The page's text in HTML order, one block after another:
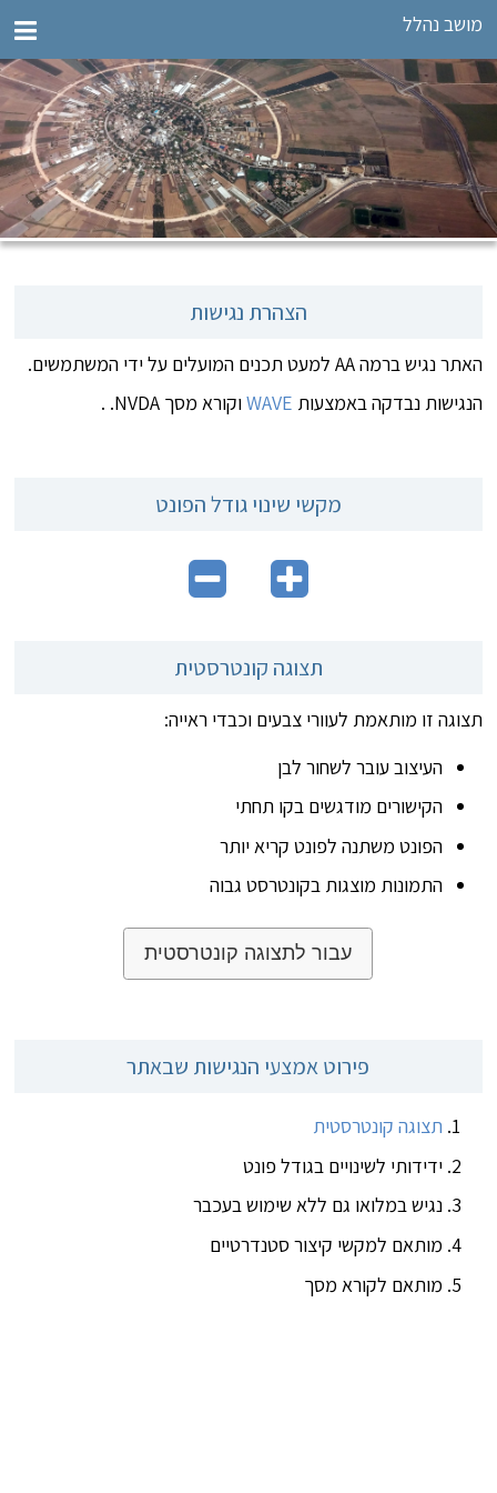
מושב נהלל
הצהרת נגישות
האתר נגיש ברמה AA למעט תכנים המועלים על ידי המשתמשים.
הנגישות נבדקה באמצעות WAVEוקורא מסך NVDA. .
מקשי שינוי גודל הפונט
תצוגה קונטרסטית
תצוגה זו מותאמת לעוורי צבעים וכבדי ראייה:
העיצוב עובר לשחור לבן
הקישורים מודגשים בקו תחתי
הפונט משתנה לפונט קריא יותר
התמונות מוצגות בקונטרסט גבוה
עבור לתצוגה קונטרסטית
פירוט אמצעי הנגישות שבאתר
תצוגה קונטרסטית
ידידותי לשינויים בגודל פונט
נגיש במלואו גם ללא שימוש בעכבר
מותאם למקשי קיצור סטנדרטיים
מותאם לקורא מסך